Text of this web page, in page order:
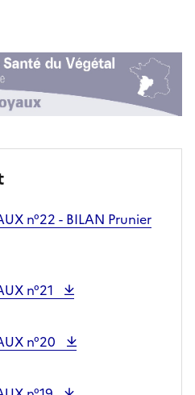
n°22 - BILAN Prunier
n°21
n°20